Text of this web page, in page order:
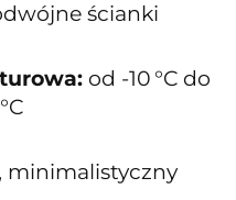
ścianki
od -10 °C do
minimalistyczny